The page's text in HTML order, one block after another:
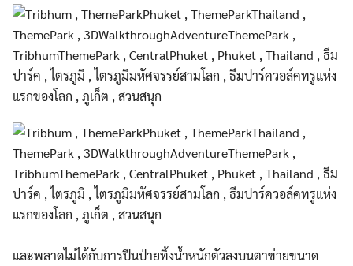
และพลาดไม่ได้กับการปีนป่ายทิ้งน้ำหนักตัวลงบนตาข่ายขนาด